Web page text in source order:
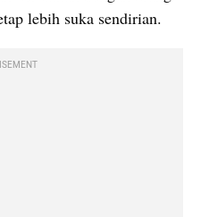
lebih suka sendirian.